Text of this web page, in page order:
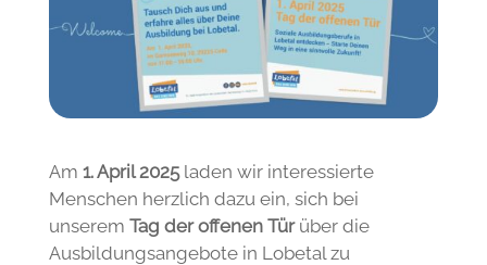
Am 1. April 2025 laden wir interessierte
Menschen herzlich dazu ein, sich bei
unserem Tag der offenen Tür über die
Ausbildungsangebote in Lobetal zu